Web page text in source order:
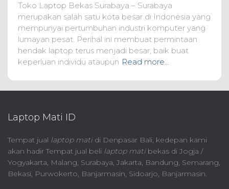
Toko Laptop Bekas Surabaya – Surabaya
merupakan salah satu kota besar di Indonesia yang
mempunyai pertumbuhan industri komputer yang
lumayan pesat. Perihal ini membuat permintaan
hendak laptop terus menjadi besar, baik buat
keperluan individu ataupun Read more…
Laptop Mati ID
Tempat jual laptop matidi Denpasar Bali, kedepan kami
akan hadir Tempat jual beli laptop matibekas di Jogja /
Yogyakarta, Malang, Surabaya, Jakarta, Bandung, Semarang,
Bekasi, Purwokerto, Banjarmasin, Sidoarjo, Banjarmasin.